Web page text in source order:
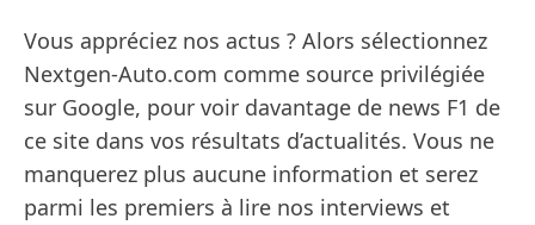
Vous appréciez nos actus ? Alors sélectionnez
Nextgen-Auto.com comme source privilégiée
sur Google, pour voir davantage de news F1 de
ce site dans vos résultats d’actualités. Vous ne
manquerez plus aucune information et serez
parmi les premiers à lire nos interviews et